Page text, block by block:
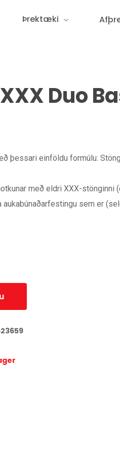
Þrektæki
Duo
þessari einföldu formúlu:
með eldri XXX-stönginni
aukabúnaðarfestingu sem er